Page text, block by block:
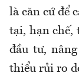
là căn cứ để
tại, hạn chế,
đầu tư,
thiểu rủi ro